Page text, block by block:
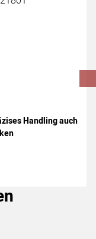
abgegeben
Handling auch
abgegeben